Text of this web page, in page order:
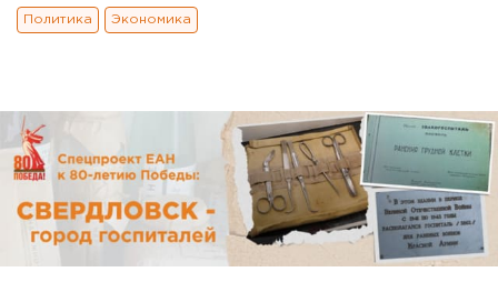
Политика Экономика